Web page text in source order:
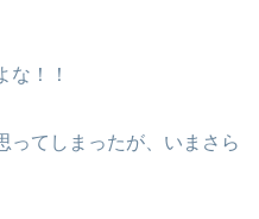
な！！
ってしまったが、いまさら